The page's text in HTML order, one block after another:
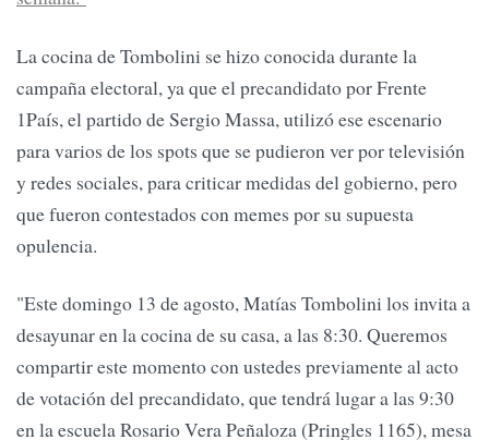
La cocina de Tombolini se hizo conocida durante la
campaña electoral, ya que el precandidato por Frente
1País, el partido de Sergio Massa, utilizó ese escenario
para varios de los spots que se pudieron ver por televisión
y redes sociales, para criticar medidas del gobierno, pero
que fueron contestados con memes por su supuesta
opulencia.
"Este domingo 13 de agosto, Matías Tombolini los invita a
desayunar en la cocina de su casa, a las 8:30. Queremos
compartir este momento con ustedes previamente al acto
de votación del precandidato, que tendrá lugar a las 9:30
en la escuela Rosario Vera Peñaloza (Pringles 1165), mesa